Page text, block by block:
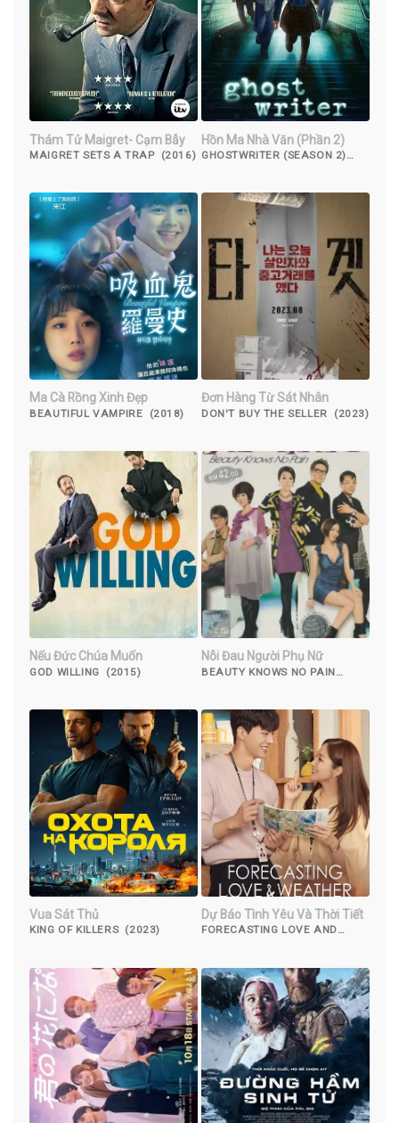
Thám Tử Maigret- Cạm Bẫy
MAIGRET SETS A TRAP (2016)
Hồn Ma Nhà Văn (Phần 2)
GHOSTWRITER (SEASON 2)
Ma Cà Rồng Xinh Đẹp
BEAUTIFUL VAMPIRE (2018)
Đơn Hàng Từ Sát Nhân
DON'T BUY THE SELLER (2023)
Nếu Đức Chúa Muốn
GOD WILLING (2015)
Nỗi Đau Người Phụ Nữ
BEAUTY KNOWS NO PAIN
Vua Sát Thủ
KING OF KILLERS (2023)
Dự Báo Tình Yêu Và Thời Tiết
FORECASTING LOVE AND